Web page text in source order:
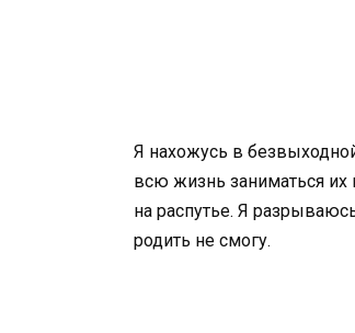
Я нахожусь в
всю жизнь заниматься
на распутье. Я
родить не смогу.